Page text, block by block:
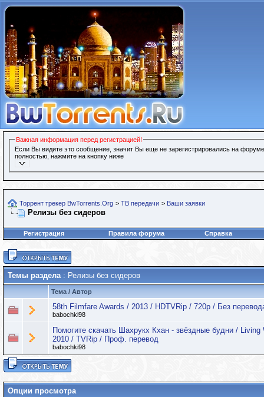
Важная информация перед регистрацией!
Если Вы видите это сообщение, значит Вы еще не зарегистрировались на
полностью, нажмите на кнопку ниже
Торрент трекер BwTorrents.Org > ТВ передачи > Ваши заявки
Релизы без сидеров
Регистрация Правила форума Справка
Темы раздела: Релизы без сидеров
Тема / Автор
58th Filmfare Awards / 2013 / HDTVRip / 720р / Без
babochki98
Помогите скачать Шахрукх Кхан - звёздные будни /
2010 / TVRip / Проф. перевод
babochki98
Опции просмотра